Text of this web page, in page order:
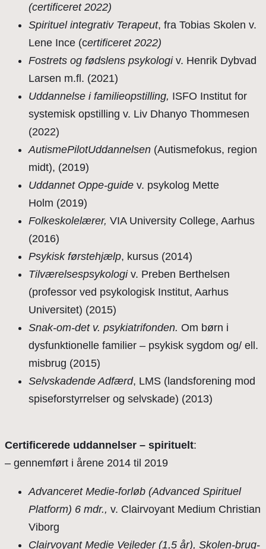
(certificeret 2022)
Spirituel integrativ Terapeut, fra Tobias Skolen v.
Lene Ince (certificeret 2022)
Fostrets og fødslens psykologi v. Henrik Dybvad
Larsen m.fl. (2021)
Uddannelse i familieopstilling, ISFO Institut for
systemisk opstilling v. Liv Dhanyo Thommesen
(2022)
AutismePilotUddannelsen (Autismefokus, region
midt), (2019)
Uddannet Oppe-guide v. psykolog Mette
Holm (2019)
Folkeskolelærer, VIA University College, Aarhus
(2016)
Psykisk førstehjælp, kursus (2014)
Tilværelsespsykologiv. Preben Berthelsen
(professor ved psykologisk Institut, Aarhus
Universitet) (2015)
Snak-om-det v. psykiatrifonden. Om børn i
dysfunktionelle familier – psykisk sygdom og/ ell.
misbrug (2015)
Selvskadende Adfærd, LMS (landsforening mod
spiseforstyrrelser og selvskade) (2013)
Certificerede uddannelser – spirituelt:
– gennemført i årene 2014 til 2019
Advanceret Medie-forløb (Advanced Spirituel
Platform) 6 mdr., v. Clairvoyant Medium Christian
Viborg
Clairvoyant Medie Vejleder (1,5 år), Skolen-brug-